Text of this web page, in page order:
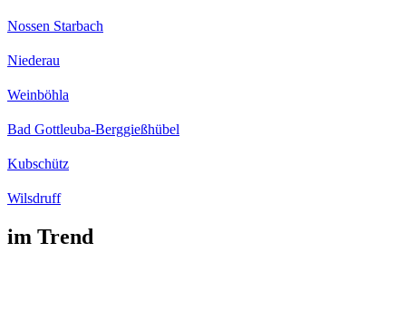
Nossen Starbach
Niederau
Weinböhla
Bad Gottleuba-Berggießhübel
Kubschütz
Wilsdruff
im Trend